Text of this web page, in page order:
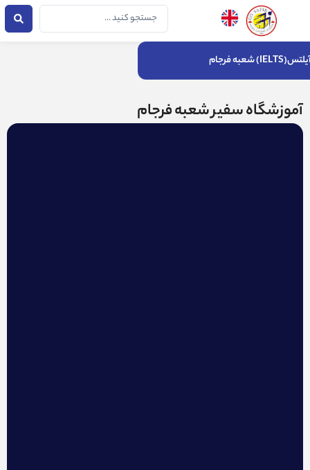
محتوا
جستجو
آیلتس(IELTS) شعبه فرجام
آموزشگاه سفیر شعبه فرجام